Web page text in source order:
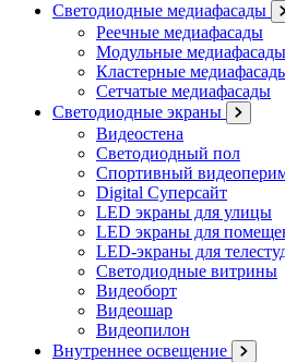
Светодиодные медиафасады
Реечные медиафасады
Модульные медиафасады
Кластерные
Сетчатые медиафасады
Светодиодные экраны
Видеостена
Светодиодный пол
Спортивный
Digital Суперсайт
LED экраны для улицы
LED экраны для
LED-экраны для
Светодиодные витрины
Видеоборт
Видеошар
Видеопилон
Внутреннее освещение